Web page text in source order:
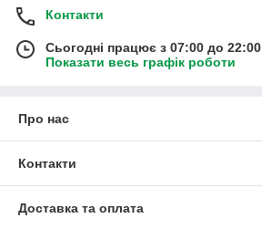
Контакти
Сьогодні працює з 07:00 до 22:00
Показати весь графік роботи
Про нас
Контакти
Доставка та оплата